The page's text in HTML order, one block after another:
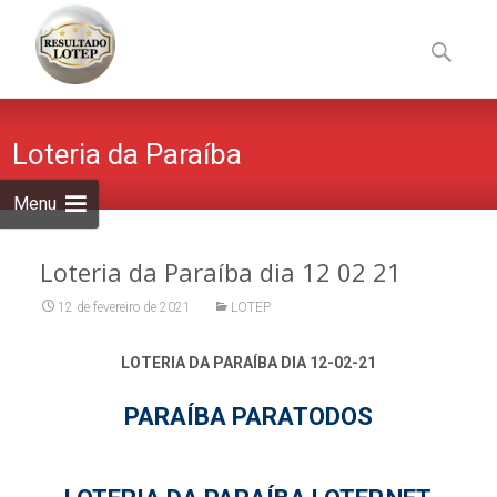
Menu
to
content
por:
Loteria da Paraíba
Loteria da Paraíba dia 12 02 21
12 de fevereiro de 2021 LOTEP
LOTERIA DA PARAÍBA DIA 12-02-21
PARAÍBA PARATODOS